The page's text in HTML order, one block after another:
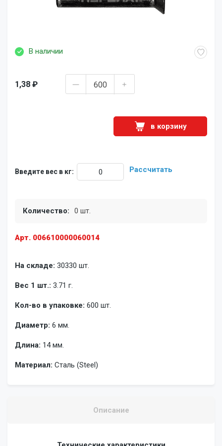
Арт. 006610000060014
В наличии
На складе: 30330 шт.
Вес 1 шт.: 3.71 г.
Кол-во в упаковке: 600 шт.
Диаметр: 6 мм.
Длина: 14 мм.
Материал: Сталь (Steel)
1,38 ₽
в корзину
Введите вес в кг: Рассчитать
Количество: 0 шт.
Описание